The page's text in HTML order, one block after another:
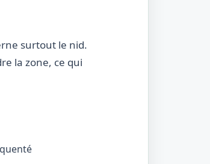
surtout le nid.
la zone, ce qui